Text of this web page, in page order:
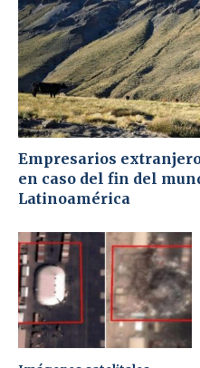
Empresarios
en caso del fin del
Latinoamérica